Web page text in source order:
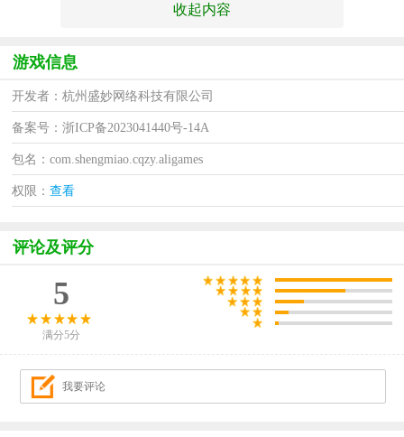
收起内容
游戏信息
开发者：杭州盛妙网络科技有限公司
备案号：浙ICP备2023041440号-14A
包名：com.shengmiao.cqzy.aligames
权限：查看
评论及评分
5
满分5分